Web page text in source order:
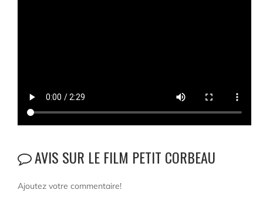
AVIS SUR LE FILM PETIT CORBEAU
Ajoutez votre commentaire!